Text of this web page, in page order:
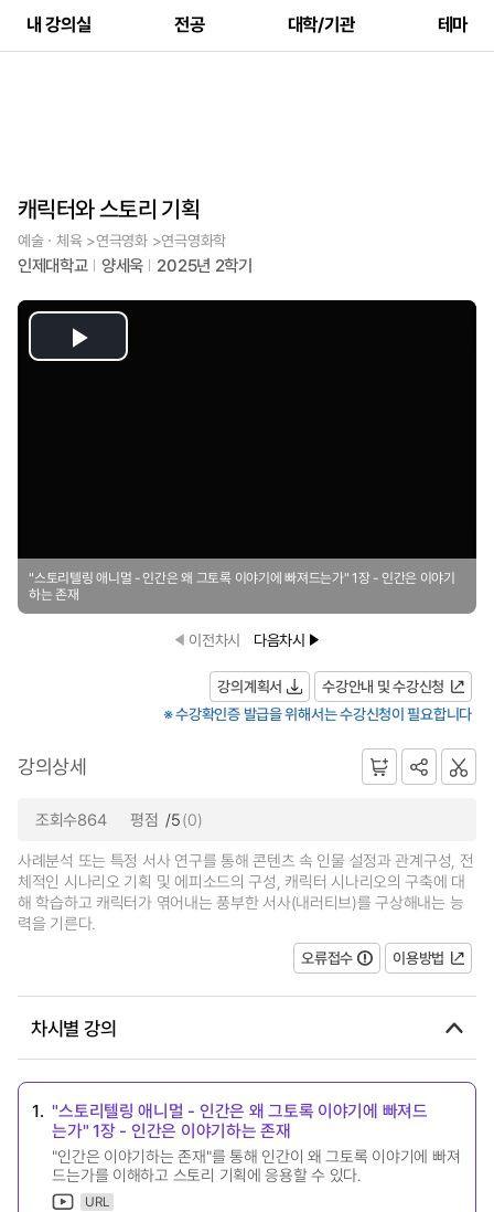
내 강의실 전공 대학/기관 테마
캐릭터와 스토리 기획
예술ㆍ체육 >연극영화 >연극영화학
인제대학교 양세욱 2025년 2학기
Play
"스토리텔링 애니멀 - 인간은 왜 그토록 이야기에 빠져드는가" 1장 - 인간은 이야기
하는 존재
이전차시 다음차시
강의계획서
수강안내 및 수강신청
※ 수강확인증 발급을 위해서는 수강신청이 필요합니다
강의상세
조회수864 평점 /5(0)
사례분석 또는 특정 서사 연구를 통해 콘텐츠 속 인물 설정과 관계구성, 전
체적인 시나리오 기획 및 에피소드의 구성, 캐릭터 시나리오의 구축에 대
해 학습하고 캐릭터가 엮어내는 풍부한 서사(내러티브)를 구상해내는 능
력을 기른다.
오류접수
이용방법
차시별 강의
1. "스토리텔링 애니멀 - 인간은 왜 그토록 이야기에 빠져드
는가" 1장 - 인간은 이야기하는 존재
"인간은 이야기하는 존재"를 통해 인간이 왜 그토록 이야기에 빠져
드는가를 이해하고 스토리 기획에 응용할 수 있다.
URL